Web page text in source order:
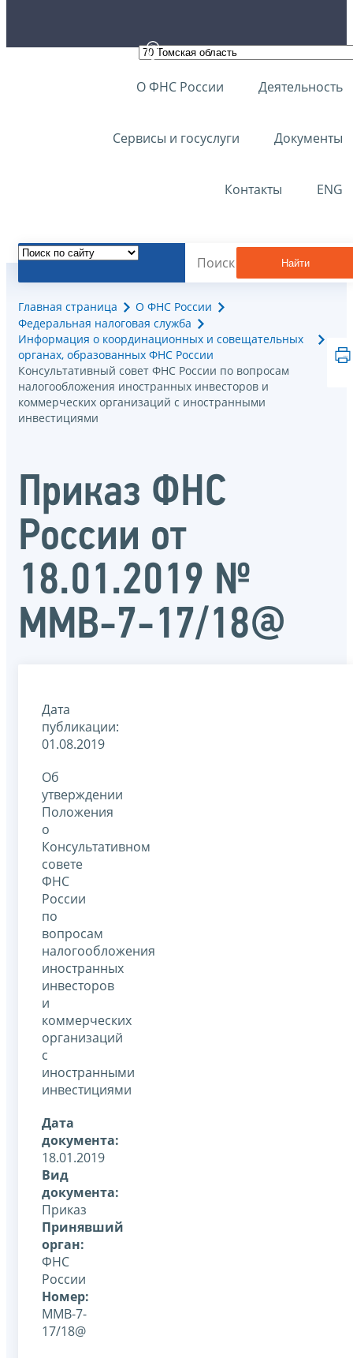
О ФНС России Деятельность
Сервисы и госуслуги Документы
Контакты ENG
Найти
Главная страница
О ФНС России
Федеральная налоговая служба
Информация о координационных и совещательных
органах, образованных ФНС России
Консультативный совет ФНС России по вопросам
налогообложения иностранных инвесторов и
коммерческих организаций с иностранными
инвестициями
Приказ ФНС
России от
18.01.2019 №
ММВ-7-17/18@
Дата
публикации:
01.08.2019
Об
утверждении
Положения
о
Консультативном
совете
ФНС
России
по
вопросам
налогообложения
иностранных
инвесторов
и
коммерческих
организаций
с
иностранными
инвестициями
Дата
документа:
18.01.2019
Вид
документа:
Приказ
Принявший
орган:
ФНС
России
Номер:
ММВ-7-
17/18@